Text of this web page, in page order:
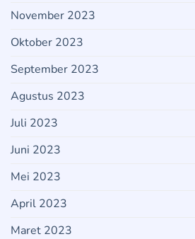
November 2023
Oktober 2023
September 2023
Agustus 2023
Juli 2023
Juni 2023
Mei 2023
April 2023
Maret 2023